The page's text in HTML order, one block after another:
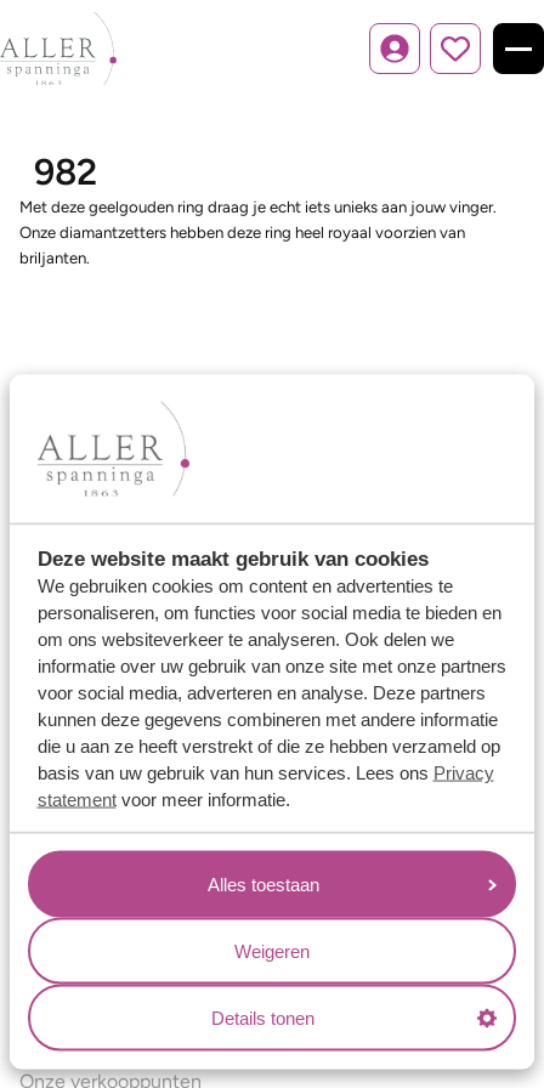
Deze website maakt gebruik van cookies
We gebruiken cookies om content en advertenties te
personaliseren, om functies voor social media te bieden en
om ons websiteverkeer te analyseren. Ook delen we
informatie over uw gebruik van onze site met onze partners
voor social media, adverteren en analyse. Deze partners
kunnen deze gegevens combineren met andere informatie
die u aan ze heeft verstrekt of die ze hebben verzameld op
basis van uw gebruik van hun services. Lees ons Privacy
statementvoor meer informatie.
Alles toestaan
Weigeren
Details tonen
Inloggen
982
Met deze geelgouden ring draag je echt iets unieks aan jouw vinger.
Onze diamantzetters hebben deze ring heel royaal voorzien van
briljanten.
Ons aanbod
Trouwringen
Verlovingsringen
Vriendschapsringen
Over ons
Aller Spanninga
Historie
Certificaten
Blogs
Jouw voordelen
Conflictvrije Materialen
Oneindig veel mogelijkheden
Kwaliteit
Juweliers & Contact
Onze verkooppunten